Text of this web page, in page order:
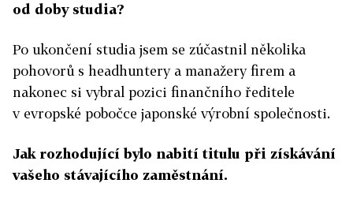
od doby studia?
Po ukončení studia jsem se zúčastnil několika
pohovorů s headhuntery a manažery firem a
nakonec si vybral pozici finančního ředitele
v evropské pobočce japonské výrobní společnosti.
Jak rozhodující bylo nabití titulu při získávání
vašeho stávajícího zaměstnání.